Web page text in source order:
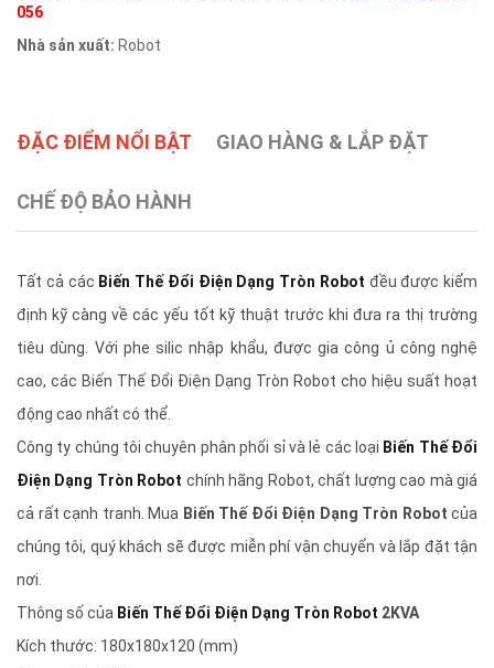
056
Nhà sản xuất: Robot
ĐẶC ĐIỂM NỔI BẬT GIAO HÀNG & LẮP ĐẶT
CHẾ ĐỘ BẢO HÀNH
Tất cả các Biến Thế Đổi Điện Dạng Tròn Robot đều được kiểm
định kỹ càng về các yếu tốt kỹ thuật trước khi đưa ra thị trường
tiêu dùng. Với phe silic nhập khẩu, được gia công ủ công nghệ
cao, các Biến Thế Đổi Điện Dạng Tròn Robot cho hiệu suất hoạt
động cao nhất có thể.
Công ty chúng tôi chuyên phân phối sỉ và lẻ các loại Biến Thế Đổi
Điện Dạng Tròn Robot chính hãng Robot, chất lượng cao mà giá
cả rất cạnh tranh. Mua Biến Thế Đổi Điện Dạng Tròn Robot của
chúng tôi, quý khách sẽ được miễn phí vận chuyển và lắp đặt tận
nơi.
Thông số của Biến Thế Đổi Điện Dạng Tròn Robot 2KVA
Kích thước: 180x180x120 (mm)